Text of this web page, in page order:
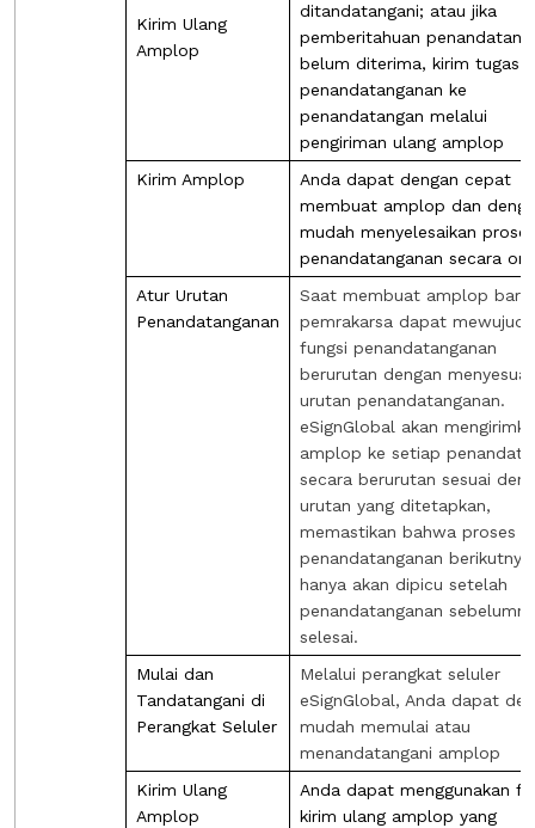
Kirim Ulang
Amplop
ditandatangani; atau jika
pemberitahuan
belum diterima, kirim tugas
penandatanganan ke
penandatangan melalui
pengiriman ulang amplop
Kirim Amplop
Anda dapat dengan cepat
membuat amplop dan
mudah menyelesaikan proses
penandatanganan secara
Atur Urutan
Penandatanganan
Saat membuat amplop baru,
pemrakarsa dapat
fungsi penandatanganan
berurutan dengan
urutan penandatanganan.
eSignGlobal akan
amplop ke setiap
secara berurutan sesuai
urutan yang ditetapkan,
memastikan bahwa proses
penandatanganan berikutnya
hanya akan dipicu setelah
penandatanganan
selesai.
Mulai dan
Tandatangani di
Perangkat Seluler
Melalui perangkat seluler
eSignGlobal, Anda dapat
mudah memulai atau
menandatangani amplop
Kirim Ulang
Amplop
Anda dapat menggunakan
kirim ulang amplop yang